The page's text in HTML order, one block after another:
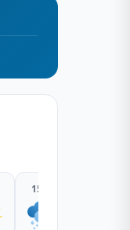
15:00